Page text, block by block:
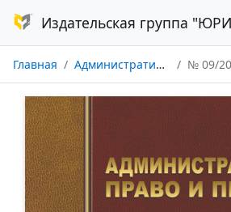
Издательская группа
Главная Административное право и процесс № 09/